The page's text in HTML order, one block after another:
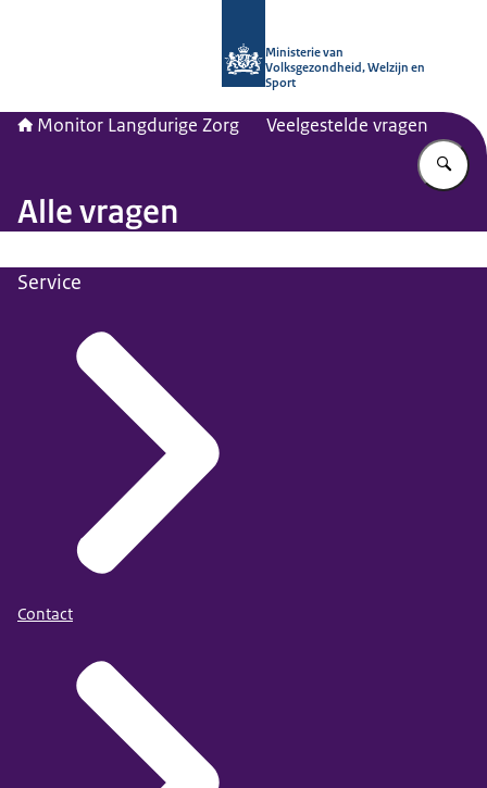
Ministerie van
Volksgezondheid, Welzijn en
Sport
Monitor Langdurige Zorg Veelgestelde vragen
Alle vragen
Service
Contact